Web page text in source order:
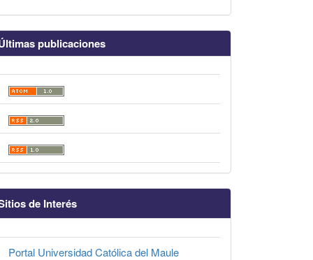
publicaciones
de Interés
Portal Universidad Católica del Maule